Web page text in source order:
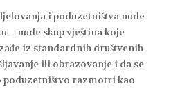
i poduzetništva nude
– nude skup vještina koje
iz standardnih društvenih
ili obrazovanje i da se
razmotri kao